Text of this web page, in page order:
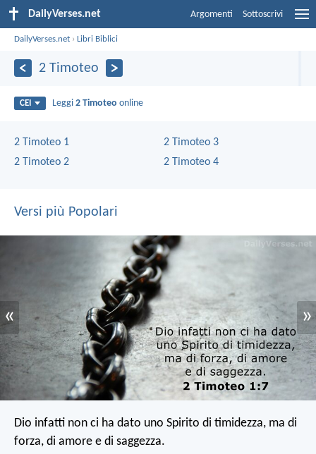
DailyVerses.net Argomenti Sottoscrivi
DailyVerses.net ›Libri Biblici
2 Timoteo
CEI Leggi2 Timoteo online
2 Timoteo 1
2 Timoteo 2
2 Timoteo 3
2 Timoteo 4
Versi più Popolari
« »
Dio infatti non ci ha dato uno Spirito di timidezza, ma di
forza, di amore e di saggezza.